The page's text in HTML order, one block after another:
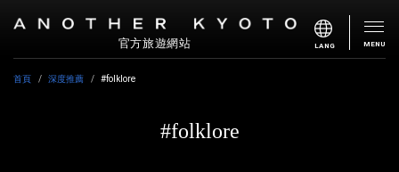
官方旅遊網站 LANG MENU
首頁 深度推薦 #folklore
#folklore